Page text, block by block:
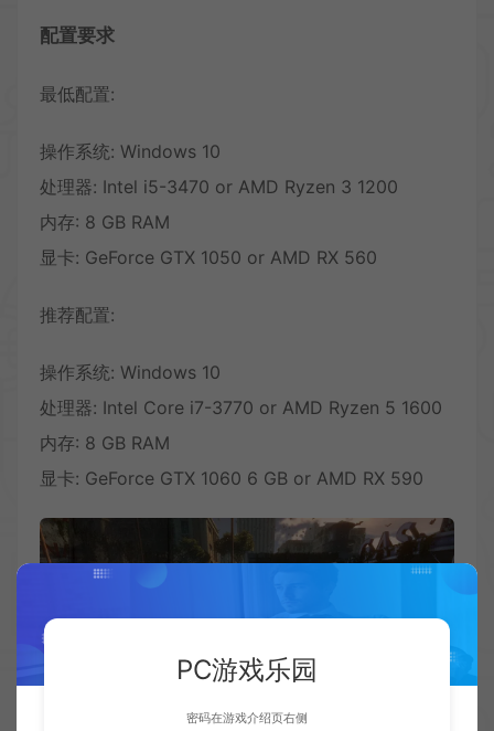
配置要求
最低配置:
操作系统: Windows 10
处理器: Intel i5-3470 or AMD Ryzen 3 1200
内存: 8 GB RAM
显卡: GeForce GTX 1050 or AMD RX 560
推荐配置:
操作系统: Windows 10
处理器: Intel Core i7-3770 or AMD Ryzen 5 1600
内存: 8 GB RAM
显卡: GeForce GTX 1060 6 GB or AMD RX 590
PC游戏乐园
密码在游戏介绍页右侧